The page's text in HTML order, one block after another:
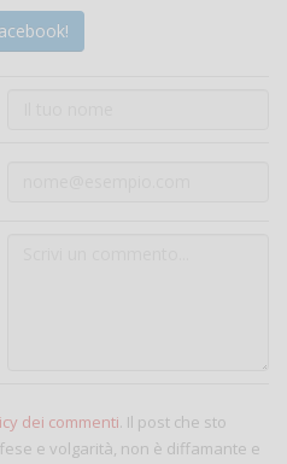
dei commenti. Il post che sto
e volgarità, non è diffamante e